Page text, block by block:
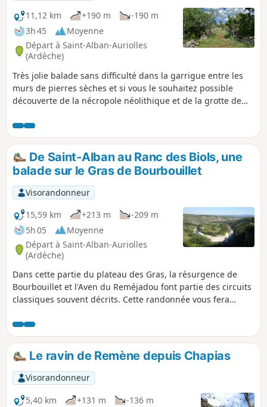
11,12 km
+190 m
-190 m
3h 45
Moyenne
Départ à Saint-Alban-Auriolles
(Ardèche)
Très jolie balade sans difficulté dans la garrigue entre les
murs de pierres sèches et si vous le souhaitez possible
découverte de la nécropole néolithique et de la grotte de
quand les achillées blanches envahissent tous les espaces,
ponctués de rose, de jaune ou de bleu par les autres fleurs.
Surprenante, la végétation de milieux humides près du
l'aven de Reméjadou, mousses, lichens fougères, etc.
15/05/2024 : Parking de départ modifié.
De Saint-Alban au Ranc des Biols, une
balade sur le Gras de Bourbouillet
Visorandonneur
15,59 km
+213 m
-209 m
5h 05
Moyenne
Départ à Saint-Alban-Auriolles
(Ardèche)
Dans cette partie du plateau des Gras, la résurgence de
Bourbouillet et l'Aven du Reméjadou font partie des circuits
classiques souvent décrits. Cette randonnée vous fera
donc moins fréquentés. Un conseil cependant, oubliez la
carte IGN, très incomplète dans cette zone. Utilisez plutôt le
fond de carte OpenStreetMap randonnée avec l'appli
Visorando, le GPS intégré pourra être utile.
Le ravin de Remène depuis Chapias
Visorandonneur
5,40 km
+131 m -136 m